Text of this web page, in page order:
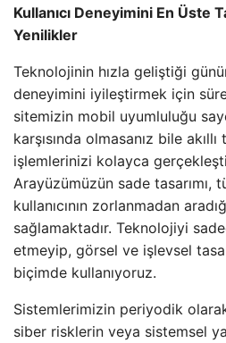
Kullanıcı Deneyimini En Üste
Yenilikler
Teknolojinin hızla geliştiği
deneyimini iyileştirmek için
sitemizin mobil uyumluluğu
karşısında olmasanız bile
işlemlerinizi kolayca
Arayüzümüzün sade tasarımı,
kullanıcının zorlanmadan
sağlamaktadır. Teknolojiyi
etmeyip, görsel ve işlevsel
biçimde kullanıyoruz.
Sistemlerimizin periyodik
siber risklerin veya sistemsel